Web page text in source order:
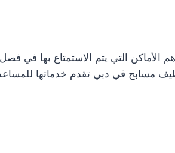
من أهم الأماكن التي يتم الاستمتاع بها
مسابح في دبي تقدم خدماتها